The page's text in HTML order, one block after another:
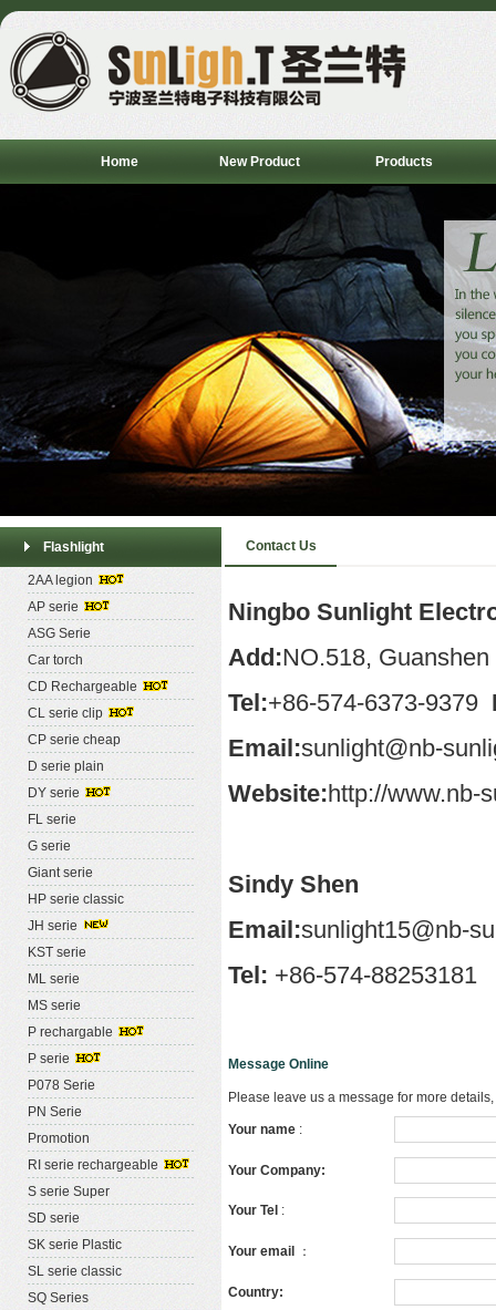
Home New Product Products
Flashlight
2AA legion
AP serie
ASG Serie
Car torch
CD Rechargeable
CL serie clip
CP serie cheap
D serie plain
DY serie
FL serie
G serie
Giant serie
HP serie classic
JH serie
KST serie
ML serie
MS serie
P rechargable
P serie
P078 Serie
PN Serie
Promotion
RI serie rechargeable
S serie Super
SD serie
SK serie Plastic
SL serie classic
SQ Series
Contact Us
Ningbo Sunlight
Add:NO.518,
Tel:+86-574-6373-9379
Email:sunlight@nb-
Website:http://www.nb-
Sindy Shen
Email:sunlight15@nb-
Tel: +86-574-88253181
Message Online
Please leave us a message for more
Your name :
Your Company:
Your Tel :
Your email ：
Country: